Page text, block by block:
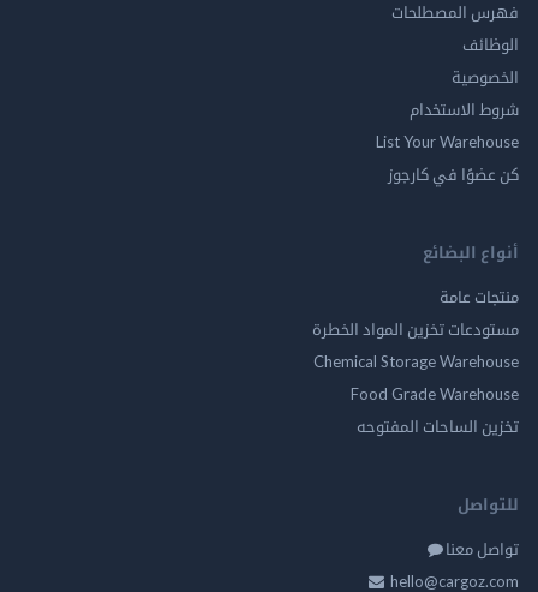
فهرس المصطلحات
الوظائف
الخصوصية
شروط الاستخدام
List Your Warehouse
كن عضوًا في كارجوز
أنواع البضائع
منتجات عامة
مستودعات تخزين المواد الخطرة
Chemical Storage Warehouse
Food Grade Warehouse
تخزين الساحات المفتوحه
للتواصل
تواصل معنا
hello@cargoz.com